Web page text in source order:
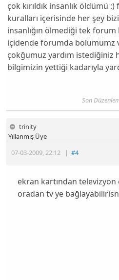
çok kırıldık insanlık öldümü
kuralları içerisinde her şey
insanlığın ölmediği tek forum
içidende forumda bölümümz
çokğumuz yardım istediğiniz
bilgimizin yettiği kadarıyla
Son
trinity
07-03-2009,22:12 |#4
Yıllanmış Üye
ekran kartından televizyon
oradan tv ye bağlayabilirisn